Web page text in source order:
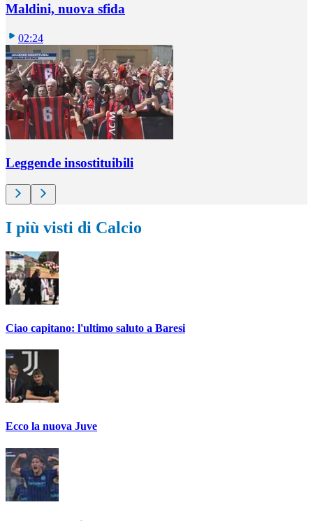
Maldini, nuova sfida
02:24
Leggende insostituibili
I più visti di Calcio
Ciao capitano: l'ultimo saluto a Baresi
Ecco la nuova Juve